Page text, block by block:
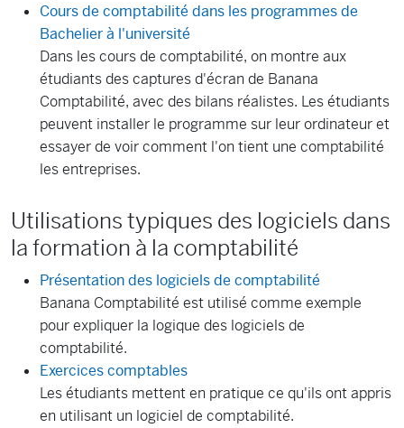
Cours de comptabilité dans les programmes de
Bachelier à l'université
Dans les cours de comptabilité, on montre aux
étudiants des captures d'écran de Banana
Comptabilité, avec des bilans réalistes. Les étudiants
peuvent installer le programme sur leur ordinateur et
essayer de voir comment l'on tient une comptabilité
les entreprises.
Utilisations typiques des logiciels dans
la formation à la comptabilité
Présentation des logiciels de comptabilité
Banana Comptabilité est utilisé comme exemple
pour expliquer la logique des logiciels de
comptabilité.
Exercices comptables
Les étudiants mettent en pratique ce qu'ils ont appris
en utilisant un logiciel de comptabilité.